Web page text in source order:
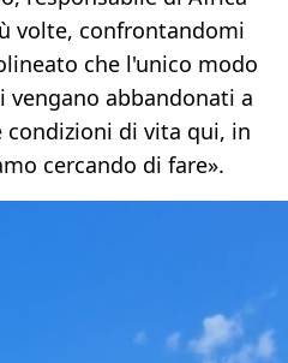
volte, confrontandomi
che l'unico modo
vengano abbandonati a
condizioni di vita qui, in
cercando di fare».